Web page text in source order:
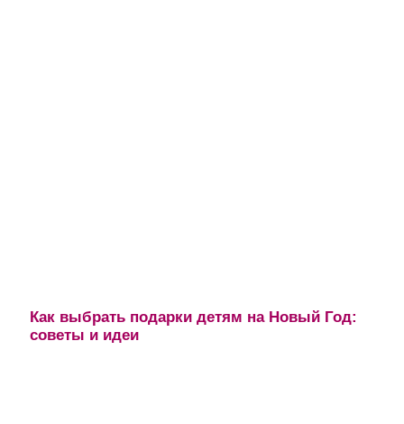
Как выбрать подарки детям на Новый Год:
советы и идеи